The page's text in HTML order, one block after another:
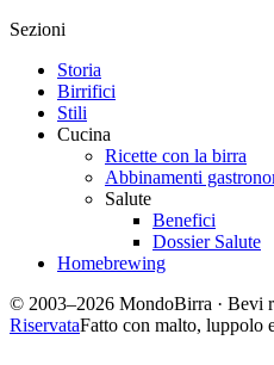
Sezioni
Storia
Birrifici
Stili
Cucina
Ricette con la birra
Abbinamenti
Salute
Benefici
Dossier Salute
Homebrewing
© 2003–2026 MondoBirra · Bevi
RiservataFatto con malto, luppolo